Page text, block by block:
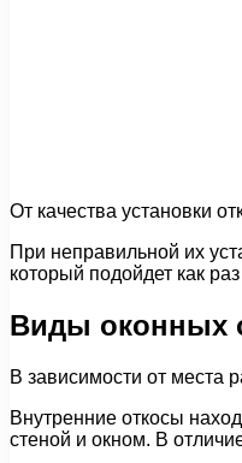
От качества установки
При неправильной их
который подойдет как
Виды оконных
В зависимости от места
Внутренние откосы
стеной и окном. В